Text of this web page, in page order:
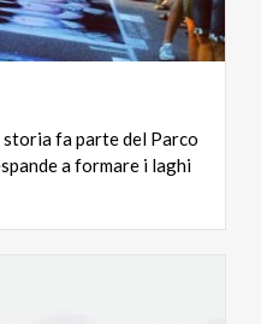
fa parte del Parco
a formare i laghi